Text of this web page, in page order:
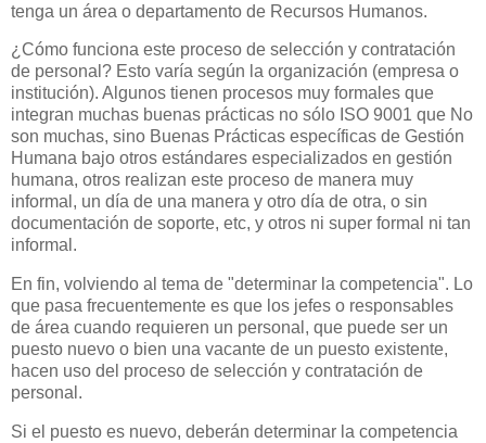
tenga un área o departamento de Recursos Humanos.
¿Cómo funciona este proceso de selección y contratación
de personal? Esto varía según la organización (empresa o
institución). Algunos tienen procesos muy formales que
integran muchas buenas prácticas no sólo ISO 9001 que No
son muchas, sino Buenas Prácticas específicas de Gestión
Humana bajo otros estándares especializados en gestión
humana, otros realizan este proceso de manera muy
informal, un día de una manera y otro día de otra, o sin
documentación de soporte, etc, y otros ni super formal ni tan
informal.
En fin, volviendo al tema de "determinar la competencia". Lo
que pasa frecuentemente es que los jefes o responsables
de área cuando requieren un personal, que puede ser un
puesto nuevo o bien una vacante de un puesto existente,
hacen uso del proceso de selección y contratación de
personal.
Si el puesto es nuevo, deberán determinar la competencia